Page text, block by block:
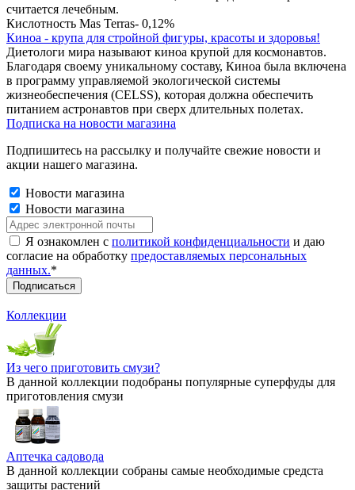
считается лечебным.
Кислотность Mas Terras- 0,12%
Киноа - крупа для стройной фигуры, красоты и здоровья!
Диетологи мира называют киноа крупой для космонавтов.
Благодаря своему уникальному составу, Киноа была включена
в программу управляемой экологической системы
жизнеобеспечения (CELSS), которая должна обеспечить
питанием астронавтов при сверх длительных полетах.
Подписка на новости магазина
Подпишитесь на рассылку и получайте свежие новости и
акции нашего магазина.
Новости магазина
Новости магазина
Я ознакомлен с политикой конфиденциальности и даю
согласие на обработку предоставляемых персональных
данных.*
Коллекции
Из чего приготовить смузи?
В данной коллекции подобраны популярные суперфуды для
приготовления смузи
Аптечка садовода
В данной коллекции собраны самые необходимые средста
защиты растений